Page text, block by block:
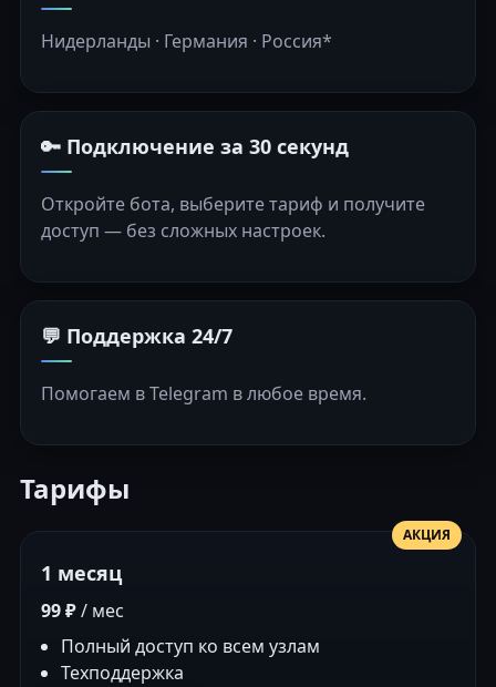
Нидерланды · Германия · Россия*
🔑 Подключение за 30 секунд
Откройте бота, выберите тариф и получите
доступ — без сложных настроек.
💬 Поддержка 24/7
Помогаем в Telegram в любое время.
Тарифы
АКЦИЯ
1 месяц
99 ₽/ мес
Полный доступ ко всем узлам
Техподдержка